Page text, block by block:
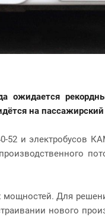
на пассажирский
и электробусов
Для
нового